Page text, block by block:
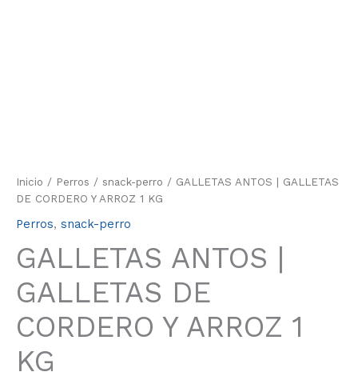
Inicio / Perros / snack-perro / GALLETAS ANTOS | GALLETAS
DE CORDERO Y ARROZ 1 KG
Perros, snack-perro
GALLETAS ANTOS |
GALLETAS DE
CORDERO Y ARROZ 1
KG